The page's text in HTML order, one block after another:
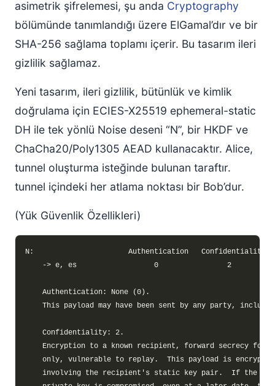
asimetrik şifrelemesi, şu anda Cryptography
bölümünde tanımlandığı üzere ElGamal’dır ve bir
SHA-256 sağlama toplamı içerir. Bu tasarım ileri
gizlilik sağlamaz.
Yeni tasarım, ileri gizlilik, bütünlük ve kimlik
doğrulama için ECIES-X25519 ephemeral-static
DH ile tek yönlü Noise deseni “N”, bir HKDF ve
ChaCha20/Poly1305 AEAD kullanacaktır. Alice,
tunnel oluşturma isteğinde bulunan taraftır.
tunnel içindeki her atlama noktası bir Bob’dur.
(Yük Güvenlik Özellikleri)